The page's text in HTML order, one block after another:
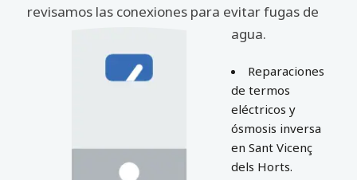
revisamos las conexiones para evitar fugas de
agua.
Reparaciones
de termos
eléctricos y
ósmosis inversa
en Sant Vicenç
dels Horts.